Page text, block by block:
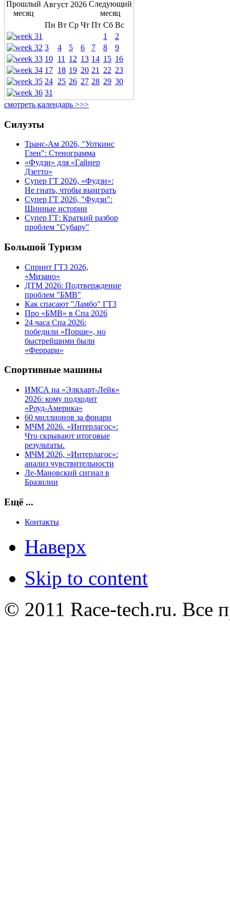
Август 2026
Пн Вт Ср Чт Пт Сб Вс
1
2
3
4 5 6 7 8
9
10 11 12 13 14 15 16
17 18 19 20 21 22 23
24 25 26 27 28 29 30
31
смотреть календарь >>>
Силуэты
Транс-Ам 2026, "Уоткинс
Глен": Стенограмма
«Фудзи» для «Гайнер
Дзетто»
Супер ГТ 2026, «Фудзи»:
Не гнать, чтобы выиграть
Супер ГТ 2026, "Фудзи":
Шинные истории
Супер ГТ: Краткий разбор
проблем "Субару"
Большой Туризм
Спринт ГТ3 2026,
«Мизано»
ДТМ 2026: Подтверждение
проблем "БМВ"
Как спасают "Ламбо" ГТ3
Про «БМВ» в Спа 2026
24 часа Спа 2026:
победили «Порше», но
быстрейшими были
«Феррари»
Спортивные машины
ИМСА на «Элкхарт-Лейк»
2026: кому подходит
«Роуд-Америка»
60 миллионов за фонари
МЧМ 2026. «Интерлагос»:
Что скрывают итоговые
результаты.
МЧМ 2026, «Интерлагос»:
анализ чувствительности
Ле-Мановский сигнал в
Бразилии
Ещё ...
Контакты
Наверх
Skip to content
© 2011 Race-tech.ru. Все